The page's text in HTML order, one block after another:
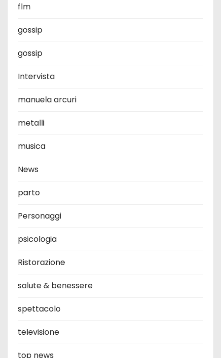
flm
gossip
gossip
Intervista
manuela arcuri
metalli
musica
News
parto
Personaggi
psicologia
Ristorazione
salute & benessere
spettacolo
televisione
top news